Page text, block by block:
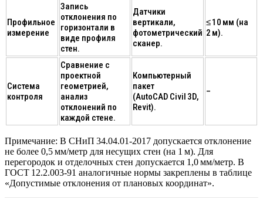
Профильное
измерение
Запись
отклонения по
горизонтали в
виде профиля
стен.
Датчики
вертикали,
фотометрический
сканер.
≤ 10 мм (на
2 м).
Система
контроля
Сравнение с
проектной
геометрией,
анализ
отклонений по
каждой стене.
Компьютерный
пакет
(AutoCAD Civil 3D,
Revit).
–
Примечание: В СНиП 34.04.01‑2017 допускается отклонение
не более 0,5 мм/метр для несущих стен (на 1 м). Для
перегородок и отделочных стен допускается 1,0 мм/метр. В
ГОСТ 12.2.003‑91 аналогичные нормы закреплены в таблице
«Допустимые отклонения от плановых координат».